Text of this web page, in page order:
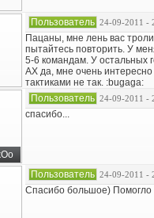
Пользователь 24-09-2011 -
Пацаны, мне лень вас
пытайтесь повторить. У
5-6 командам. У остальных
АХ да, мне очень
тактиками не так. :bugaga:
Пользователь 24-09-2011 -
спасибо...
Пользователь 24-09-2011 -
Спасибо большое) Помогло